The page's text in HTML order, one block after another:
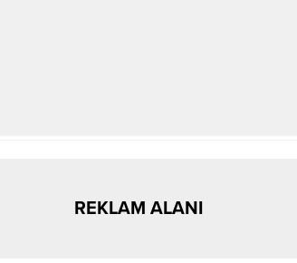
REKLAM ALANI